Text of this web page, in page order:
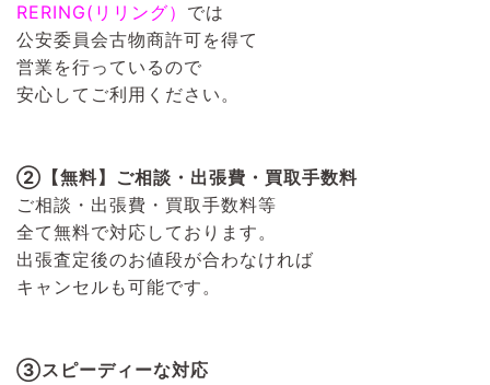
RERING(リリング） では
公安委員会古物商許可を得て
営業を行っているので
安心してご利用ください。
②【無料】ご相談・出張費・買取手数料
ご相談・出張費・買取手数料等
全て無料で対応しております。
出張査定後のお値段が合わなければ
キャンセルも可能です。
③スピーディーな対応